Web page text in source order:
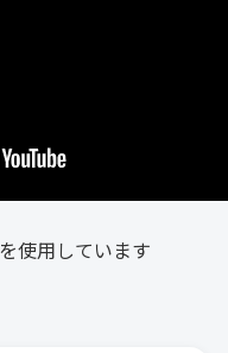
使用しています